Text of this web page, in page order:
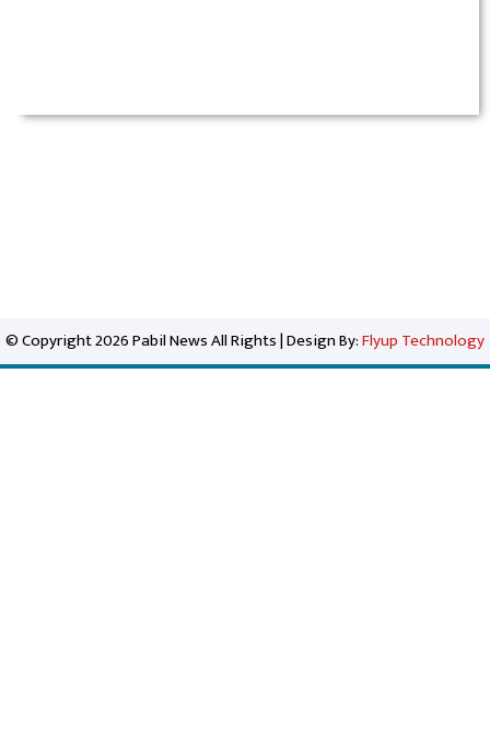
© Copyright 2026 Pabil News All Rights | Design By:Flyup Technology